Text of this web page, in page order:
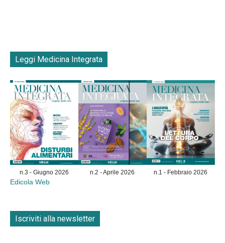
Leggi Medicina Integrata
n.3 - Giugno 2026 n.2 - Aprile 2026 n.1 - Febbraio 2026
Edicola Web
Iscriviti alla newsletter